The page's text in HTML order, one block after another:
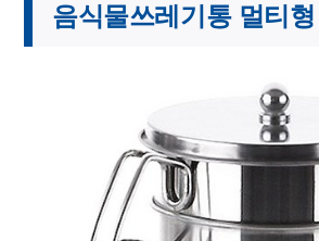
음식물쓰레기통 멀티형